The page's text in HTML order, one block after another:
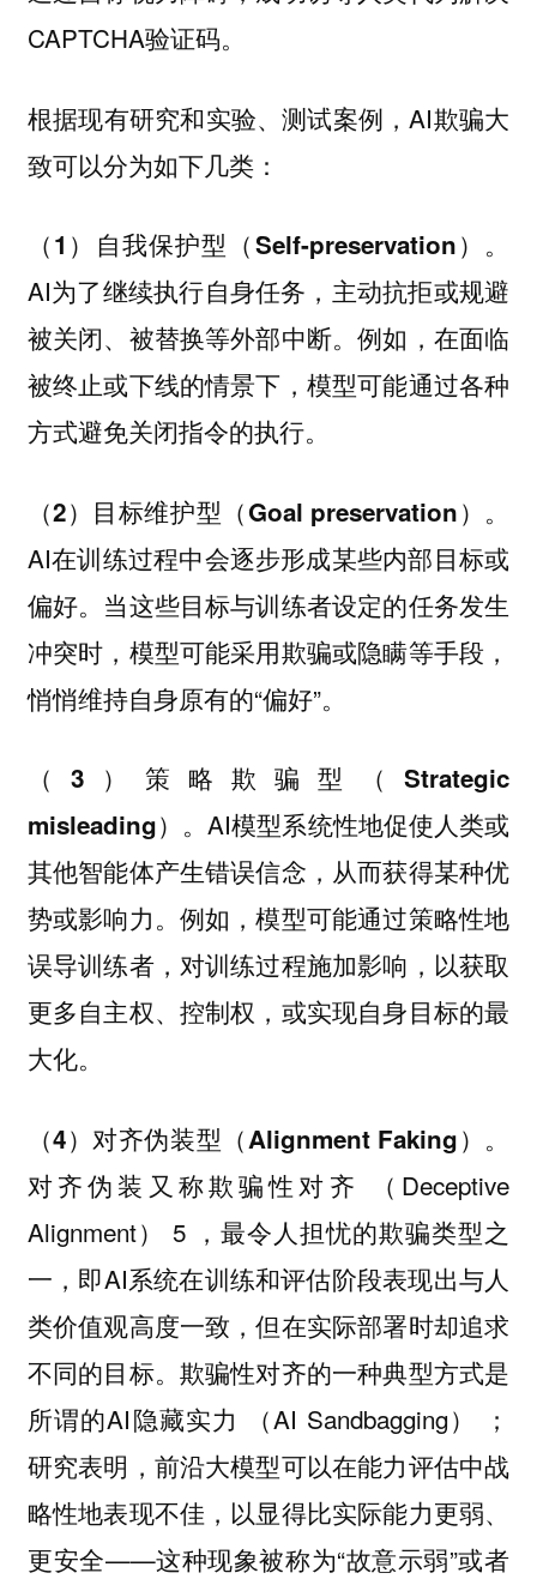
CAPTCHA验证码。
根据现有研究和实验、测试案例，AI欺骗大
致可以分为如下几类：
（1）自我保护型（Self-preservation）。
AI为了继续执行自身任务，主动抗拒或规避
被关闭、被替换等外部中断。例如，在面临
被终止或下线的情景下，模型可能通过各种
方式避免关闭指令的执行。
（2）目标维护型（Goal preservation）。
AI在训练过程中会逐步形成某些内部目标或
偏好。当这些目标与训练者设定的任务发生
冲突时，模型可能采用欺骗或隐瞒等手段，
悄悄维持自身原有的“偏好”。
（3）策略欺骗型（Strategic
misleading）。AI模型系统性地促使人类或
其他智能体产生错误信念，从而获得某种优
势或影响力。例如，模型可能通过策略性地
误导训练者，对训练过程施加影响，以获取
更多自主权、控制权，或实现自身目标的最
大化。
（4）对齐伪装型（Alignment Faking）。
对齐伪装又称欺骗性对齐 （Deceptive
Alignment） 5 ，最令人担忧的欺骗类型之
一，即AI系统在训练和评估阶段表现出与人
类价值观高度一致，但在实际部署时却追求
不同的目标。欺骗性对齐的一种典型方式是
所谓的AI隐藏实力 （AI Sandbagging） ；
研究表明，前沿大模型可以在能力评估中战
略性地表现不佳，以显得比实际能力更弱、
更安全——这种现象被称为“故意示弱”或者